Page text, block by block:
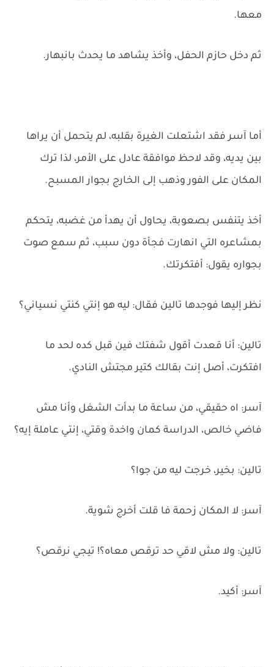
معها.
ثم دخل حازم الحفل، وأخذ يشاهد ما يحدث بانبهار.
أما آسر فقد اشتعلت الغيرة بقلبه، لم يتحمل أن يراها
بين يديه، وقد لاحظ موافقة عادل على الأمر، لذا ترك
المكان على الفور وذهب إلى الخارج بجوار المسبح.
أخذ يتنفس بصعوبة، يحاول أن يهدأ من غضبه، يتحكم
بمشاعره التي انهارت فجأة دون سبب، ثم سمع صوت
بجواره يقول: أفتكرتك.
نظر إليها فوجدها تالين فقال: ليه هو إنتي كنتي نسياني؟
تالين: أنا قعدت أقول شفتك فين قبل كده لحد ما
افتكرت، أصل إنت بقالك كتير مجتش النادي.
آسر: اه حقيقي، من ساعة ما بدأت الشغل وأنا مش
فاضي خالص، الدراسة كمان واخدة وقتي، إنتي عاملة إيه؟
تالين: بخير، خرجت ليه من جوا؟
آسر: لا المكان زحمة فا قلت أخرج شوية.
تالين: ولا مش لاقي حد ترقص معاه؟! تيجي نرقص؟
آسر: أكيد.